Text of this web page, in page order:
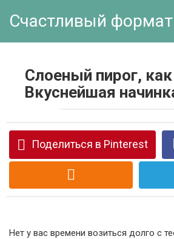
Счастливый формат
Слоеный пирог, как
Вкуснейшая
Поделиться в Pinterest
Нет у вас времени возиться долго с